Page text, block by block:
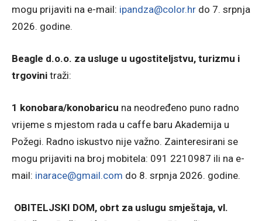
mogu prijaviti na e-mail: ipandza@color.hr do 7. srpnja
2026. godine.
Beagle d.o.o. za usluge u ugostiteljstvu, turizmu i
trgovini traži:
1 konobara/konobaricu na neodređeno puno radno
vrijeme s mjestom rada u caffe baru Akademija u
Požegi. Radno iskustvo nije važno. Zainteresirani se
mogu prijaviti na broj mobitela: 091 2210987 ili na e-
mail: inarace@gmail.com do 8. srpnja 2026. godine.
OBITELJSKI DOM, obrt za uslugu smještaja, vl.